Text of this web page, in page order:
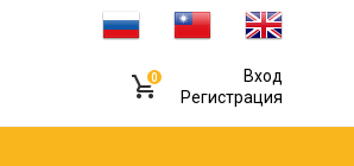
0
Вход
Регистрация